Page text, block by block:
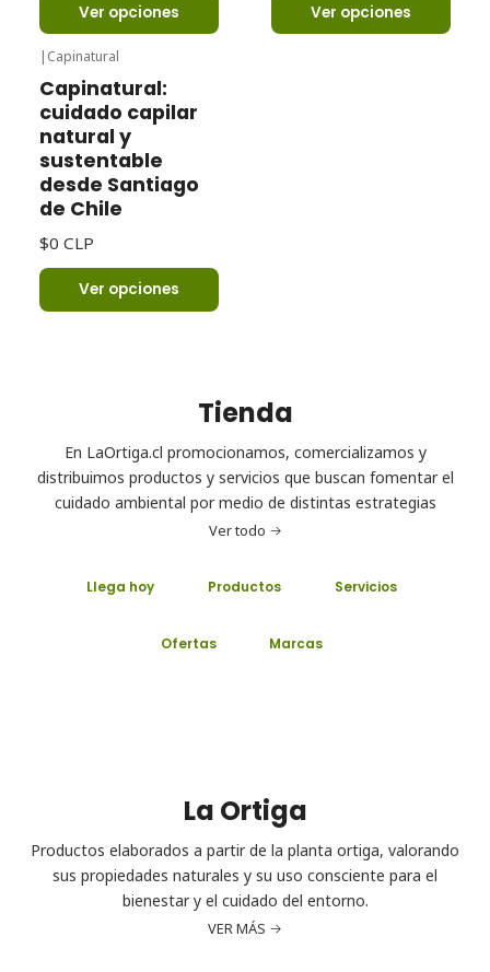
Ver opciones Ver opciones
| Capinatural
Capinatural:
cuidado capilar
natural y
sustentable
desde Santiago
de Chile
$0 CLP
Ver opciones
Tienda
En LaOrtiga.cl promocionamos, comercializamos y
distribuimos productos y servicios que buscan fomentar el
cuidado ambiental por medio de distintas estrategias
Ver todo
Llega hoy Productos Servicios
Ofertas Marcas
La Ortiga
Productos elaborados a partir de la planta ortiga, valorando
sus propiedades naturales y su uso consciente para el
bienestar y el cuidado del entorno.
VER MÁS